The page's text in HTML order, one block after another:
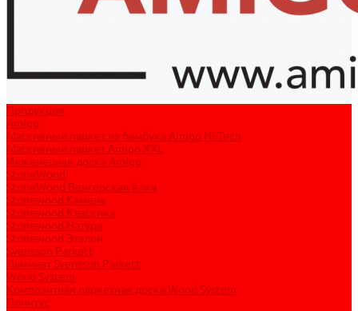
Продукция
Amigo
Массивный паркет из бамбука Amigo Hi-Tech
Массивный паркет Amigo XXL
Инженерная доска Amigo
StoneWood
StoneWood Венгерская ёлка
Stonewood Камень
Stonewood Классика
Stonewood Натура
Stonewood Эталон
Svensson Parkett
Ламинат Svensson Parkett
Wood System
Композитная паркетная доска Wood System
Плинтус